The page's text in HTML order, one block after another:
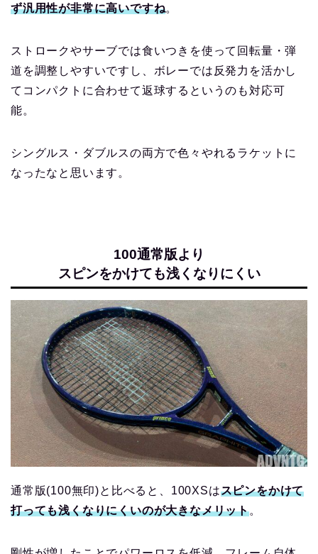
ず汎用性が非常に高いですね。
ストロークやサーブでは食いつきを使って回転量・弾
道を調整しやすいですし、ボレーでは反発力を活かし
てコンパクトに合わせて返球するというのも対応可
能。
シングルス・ダブルスの両方で色々やれるラケットに
なったなと思います。
100通常版より
スピンをかけても浅くなりにくい
通常版(100無印)と比べると、100XSはスピンをかけて
打っても浅くなりにくいのが大きなメリット。